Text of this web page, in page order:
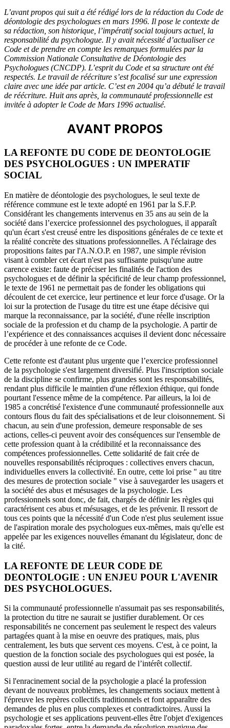
L’avant propos qui suit a été rédigé lors de la rédaction du Code de
déontologie des psychologues en mars 1996. Il pose le contexte de
sa rédaction, son historique, l’impératif social toujours actuel, la
responsabilité du psychologue. Il y avait nécessité d’actualiser ce
Code et de prendre en compte les remarques formulées par la
Commission Nationale Consultative de Déontologie des
Psychologues (CNCDP). L’esprit du Code et sa structure ont été
respectés. Le travail de réécriture s’est focalisé sur une expression
claire avec une idée par article. C’est en 2004 qu’a débuté le travail
de réécriture. Huit ans après, la communauté professionnelle est
invitée à adopter le Code de Mars 1996 actualisé.
AVANT PROPOS
LA REFONTE DU CODE DE DEONTOLOGIE
DES PSYCHOLOGUES : UN IMPERATIF
SOCIAL
En matière de déontologie des psychologues, le seul texte de
référence commune est le texte adopté en 1961 par la S.F.P.
Considérant les changements intervenus en 35 ans au sein de la
société dans l’exercice professionnel des psychologues, il apparaît
qu'un écart s'est creusé entre les dispositions générales de ce texte et
la réalité concrète des situations professionnelles. A l'éclairage des
propositions faites par l'A.N.O.P. en 1987, une simple révision
visant à combler cet écart n'est pas suffisante puisqu'une autre
carence existe: faute de préciser les finalités de l'action des
psychologues et de définir la spécificité de leur champ professionnel,
le texte de 1961 ne permettait pas de fonder les obligations qui
découlent de cet exercice, leur pertinence et leur force d'usage. Or la
loi sur la protection de l'usage du titre est une étape décisive qui
marque la reconnaissance, par la société, d'une réelle inscription
sociale de la profession et du champ de la psychologie. A partir de
l’expérience et des connaissances acquises il devient donc nécessaire
de procéder à une refonte de ce Code.
Cette refonte est d'autant plus urgente que l’exercice professionnel
de la psychologie s'est largement diversifié. Plus l'inscription sociale
de la discipline se confirme, plus grandes sont les responsabilités,
rendant plus difficile le maintien d'une réflexion éthique, qui fonde
pourtant l'essence même de la compétence. Par ailleurs, la loi de
1985 a concrétisé l'existence d'une communauté professionnelle aux
contours flous du fait des spécialisations et de leur cloisonnement. Si
chacun, au sein d'une profession, demeure responsable de ses
actions, celles-ci peuvent avoir des conséquences sur l'ensemble de
cette profession quant à la crédibilité et la reconnaissance des
compétences professionnelles. Cette solidarité de fait crée de
nouvelles responsabilités réciproques : collectives envers chacun,
individuelles envers la collectivité. En outre, cette loi prise " au titre
des mesures de protection sociale " vise à sauvegarder les usagers et
la société des abus et mésusages de la psychologie. Les
professionnels sont donc, de fait, chargés de définir les règles qui
caractérisent ces abus et mésusages, et de les prévenir. Il ressort de
tous ces points que la nécessité d'un Code n'est plus seulement issue
de l'aspiration morale des psychologues eux-mêmes, mais qu'elle est
appelée par les exigences nouvelles émanant du législateur, donc de
la cité.
LA REFONTE DE LEUR CODE DE
DEONTOLOGIE : UN ENJEU POUR L'AVENIR
DES PSYCHOLOGUES.
Si la communauté professionnelle n'assumait pas ses responsabilités,
la protection du titre ne saurait se justifier durablement. Or ces
responsabilités ne concernent pas seulement le respect des valeurs
partagées quant à la mise en oeuvre des pratiques, mais, plus
centralement, les buts que servent ces moyens. C'est, à ce point, la
question de la fonction sociale des psychologues qui est posée, la
question aussi de leur utilité au regard de l’intérêt collectif.
Si l'enracinement social de la psychologie a placé la profession
devant de nouveaux problèmes, les changements sociaux mettent à
l'épreuve les repères collectifs traditionnels et font apparaître des
demandes de plus en plus complexes et contradictoires. Aussi la
psychologie et ses applications peuvent-elles être l'objet d'exigences